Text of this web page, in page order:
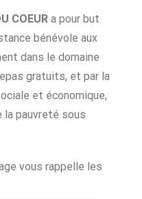
COEURa pour but
bénévole aux
dans le domaine
gratuits, et par la
et économique,
la pauvreté sous
vous rappelle les